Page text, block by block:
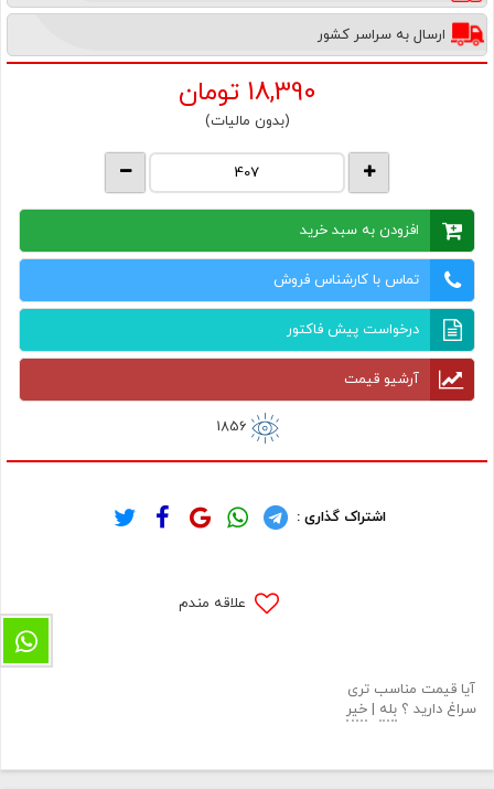
ارسال به سراسر کشور
18,390 تومان
(بدون مالیات)
افزودن به سبد خرید
تماس با کارشناس فروش
درخواست پیش فاکتور
آرشیو قیمت
1856
اشتراک گذاری :
علاقه مندم
آیا قیمت مناسب تری
سراغ دارید ؟ بله | خیر